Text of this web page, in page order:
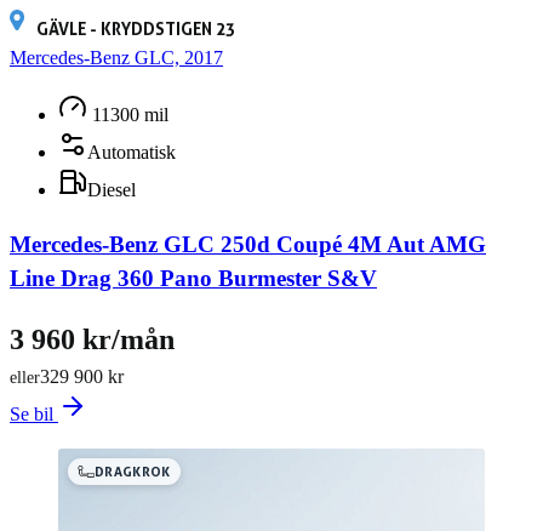
GÄVLE - KRYDDSTIGEN 23
Mercedes-Benz GLC, 2017
11300 mil
Automatisk
Diesel
Mercedes-Benz GLC 250d Coupé 4M Aut AMG
Line Drag 360 Pano Burmester S&V
329 900 kr
eller
3 960 kr/mån
Se bil
DRAGKROK